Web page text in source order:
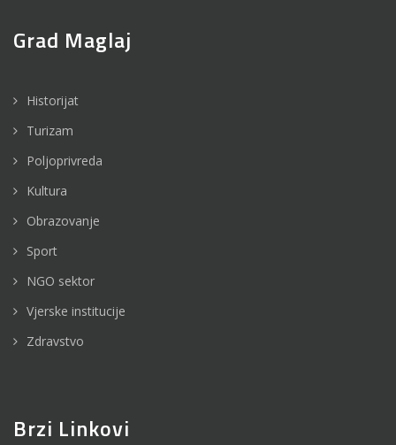
Grad Maglaj
Historijat
Turizam
Poljoprivreda
Kultura
Obrazovanje
Sport
NGO sektor
Vjerske institucije
Zdravstvo
Brzi Linkovi